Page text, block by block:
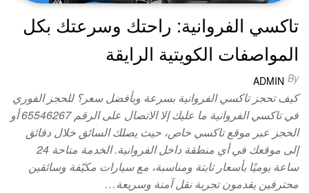
تاكسي الفروانية: راحتك وسرعتك بكل
المواصفات الكويتية الرايقة
By
ADMIN
كيف تحجز تاكسي الفروانية بسرعة وبأفضل سعر؟ للحجز الفوري
في تاكسي الفروانية ما عليك إلا الاتصال على الرقم 65546267 أو
الحجز عبر موقع تاكسي خاص، حيث يصلك السائق خلال دقائق
إلى موقعك في أي منطقة داخل الفروانية. الخدمة متاحة 24
ساعة يوميًا بأسعار ثابتة ومناسبة، مع سيارات مكيّفة وسائقين
محترفين يقدمون تجربة نقل آمنة وسريعة…